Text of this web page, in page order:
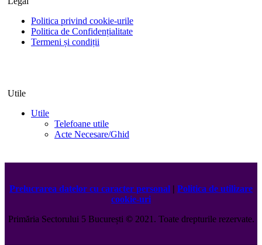
Politica privind cookie-urile
Politica de Confidențialitate
Termeni și condiții
Utile
Utile
Telefoane utile
Acte Necesare/Ghid
Prelucrarea datelor cu caracter personal | Politica de utilizare
cookie-uri
Primăria Sectorului 5 București ©️2021. Toate drepturile rezervate.